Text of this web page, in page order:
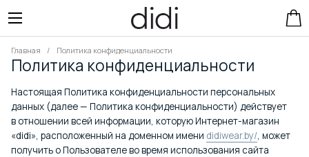
Главная Политика конфиденциальности
Политика конфиденциальности
Настоящая Политика конфиденциальности персональных
данных (далее — Политика конфиденциальности) действует
в отношении всей информации, которую Интернет-магазин
«didi», расположенный на доменном имени didiwear.by/, может
получить о Пользователе во время использования сайта